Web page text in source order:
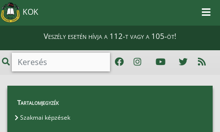
KOK
Veszély esetén hívja a 112-t vagy a 105-öt!
Oktatás, Képzés
>
Szakmai képzések
Tartalomjegyzék
Szakmai képzések